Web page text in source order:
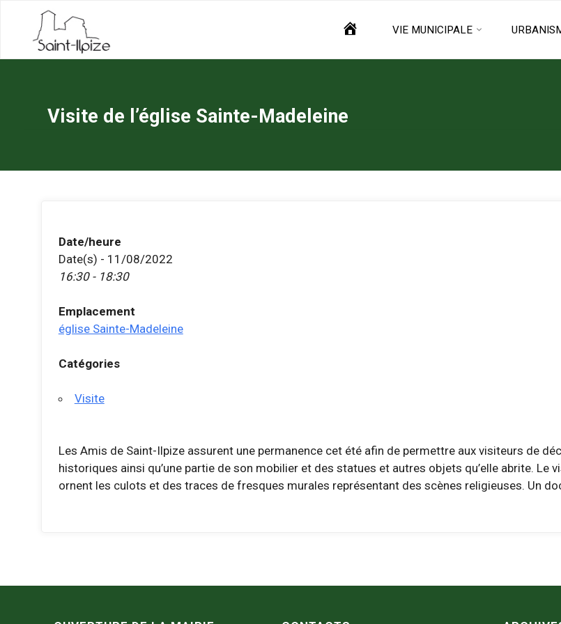
content
ACCUEILVIE MUNICIPALE
Visite de l’église Sainte-Madeleine
Date/heure
Date(s) - 11/08/2022
16:30 - 18:30
Emplacement
église Sainte-Madeleine
Catégories
Visite
Les Amis de Saint-Ilpize assurent une permanence cet été afin de permettre aux visiteurs de
historiques ainsi qu’une partie de son mobilier et des statues et autres objets qu’elle abrite.
ornent les culots et des traces de fresques murales représentant des scènes religieuses. Un